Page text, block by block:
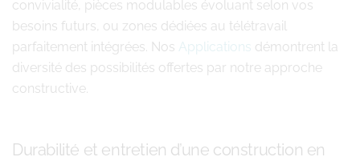
convivialité, pièces modulables évoluant selon vos
besoins futurs, ou zones dédiées au télétravail
parfaitement intégrées. Nos Applications démontrent la
diversité des possibilités offertes par notre approche
constructive.
Durabilité et entretien d’une construction en